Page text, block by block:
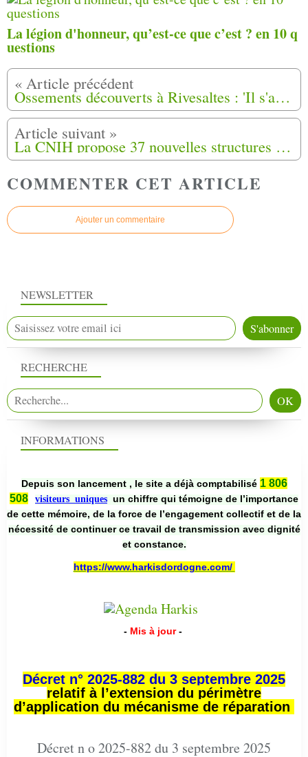
La légion d'honneur, qu’est-ce que c’est ? en 10 q
uestions
Ossements découverts à Rivesaltes : 'Il s'agit des corps de harkis', confirme la ministre
La CNIH propose 37 nouvelles structures au Gouvernement dans son rapport 2023-2025
COMMENTER CET ARTICLE
Ajouter un commentaire
NEWSLETTER
RECHERCHE
INFORMATIONS
Depuis son lancement , le site a déjà comptabilisé 1 806
508
visiteurs uniques un chiffre qui témoigne de l’importance
de cette mémoire, de la force de l’engagement collectif et de la
nécessité de continuer ce travail de transmission avec dignité
et constance.
https://www.harkisdordogne.com/
- Mis à jour -
Décret n° 2025-882 du 3 septembre 2025
relatif à l’extension du périmètre
d’application du mécanisme de réparation
Décret n o 2025-882 du 3 septembre 2025